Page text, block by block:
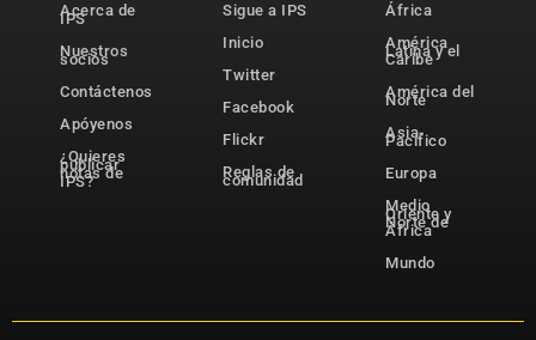
Acerca de
IPS
Nuestros
socios
Contáctenos
Apóyenos
¿Quieres
publicar
notas de
IPS?
Sigue a IPS
Inicio
Twitter
Facebook
Flickr
Reglas de
comunidad
África
América
Latina y el
Caribe
América del
Norte
Asia-
Pacífico
Europa
Medio
Oriente y
Norte de
África
Mundo